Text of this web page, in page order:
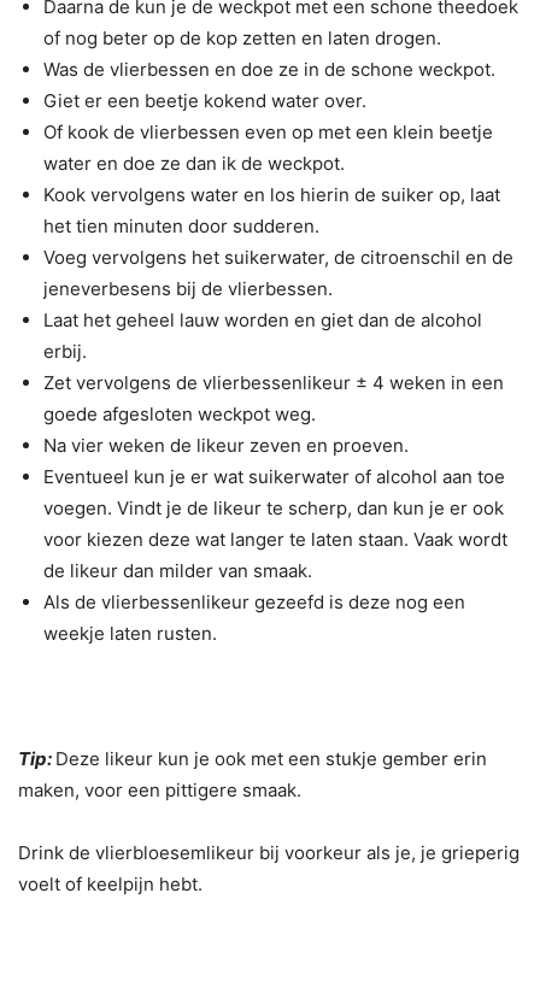
Daarna de kun je de weckpot met een schone theedoek
of nog beter op de kop zetten en laten drogen.
Was de vlierbessen en doe ze in de schone weckpot.
Giet er een beetje kokend water over.
Of kook de vlierbessen even op met een klein beetje
water en doe ze dan ik de weckpot.
Kook vervolgens water en los hierin de suiker op, laat
het tien minuten door sudderen.
Voeg vervolgens het suikerwater, de citroenschil en de
jeneverbesens bij de vlierbessen.
Laat het geheel lauw worden en giet dan de alcohol
erbij.
Zet vervolgens de vlierbessenlikeur ± 4 weken in een
goede afgesloten weckpot weg.
Na vier weken de likeur zeven en proeven.
Eventueel kun je er wat suikerwater of alcohol aan toe
voegen. Vindt je de likeur te scherp, dan kun je er ook
voor kiezen deze wat langer te laten staan. Vaak wordt
de likeur dan milder van smaak.
Als de vlierbessenlikeur gezeefd is deze nog een
weekje laten rusten.
Tip: Deze likeur kun je ook met een stukje gember erin
maken, voor een pittigere smaak.
Drink de vlierbloesemlikeur bij voorkeur als je, je grieperig
voelt of keelpijn hebt.